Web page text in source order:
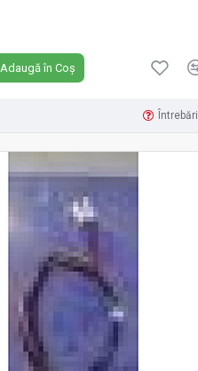
Adaugă în Coș
Întrebări